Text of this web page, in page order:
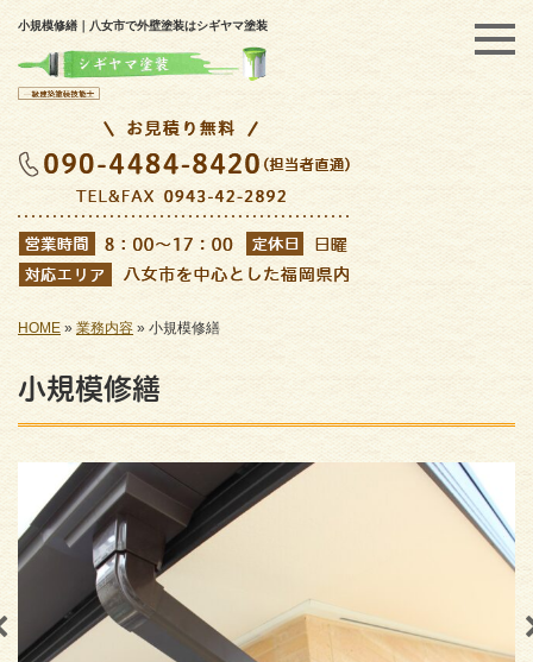
小規模修繕｜八女市で外壁塗装はシギヤマ塗装
HOME » 業務内容 » 小規模修繕
小規模修繕